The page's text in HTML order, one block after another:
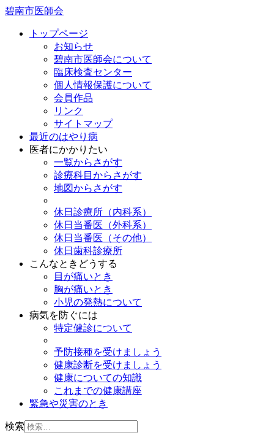
碧南市医師会
トップページ
お知らせ
碧南市医師会について
臨床検査センター
個人情報保護について
会員作品
リンク
サイトマップ
最近のはやり病
医者にかかりたい
一覧からさがす
診療科目からさがす
地図からさがす
休日診療所（内科系）
休日当番医（外科系）
休日当番医（その他）
休日歯科診療所
こんなときどうする
目が痛いとき
胸が痛いとき
小児の発熱について
病気を防ぐには
特定健診について
予防接種を受けましょう
健康診断を受けましょう
健康についての知識
これまでの健康講座
緊急や災害のとき
検索